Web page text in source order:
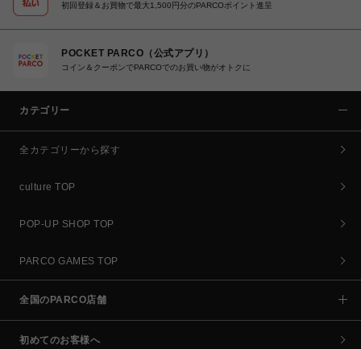
初回登録＆お買物で最大1,500円分のPARCOポイント進呈
POCKET PARCO（公式アプリ）
コイン＆クーポンでPARCOでのお買い物がオトクに
カテゴリー
全カテゴリーから探す
culture TOP
POP-UP SHOP TOP
PARCO GAMES TOP
全国のPARCO店舗
初めてのお客様へ